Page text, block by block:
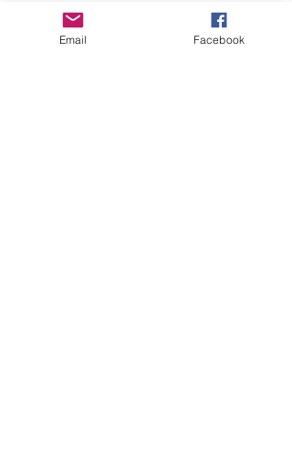
lahkumispäeval "üht" tegemata... Hea
kuulaja, tere!
Email Facebook